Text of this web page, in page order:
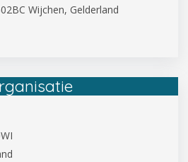
Wijchen, Gelderland